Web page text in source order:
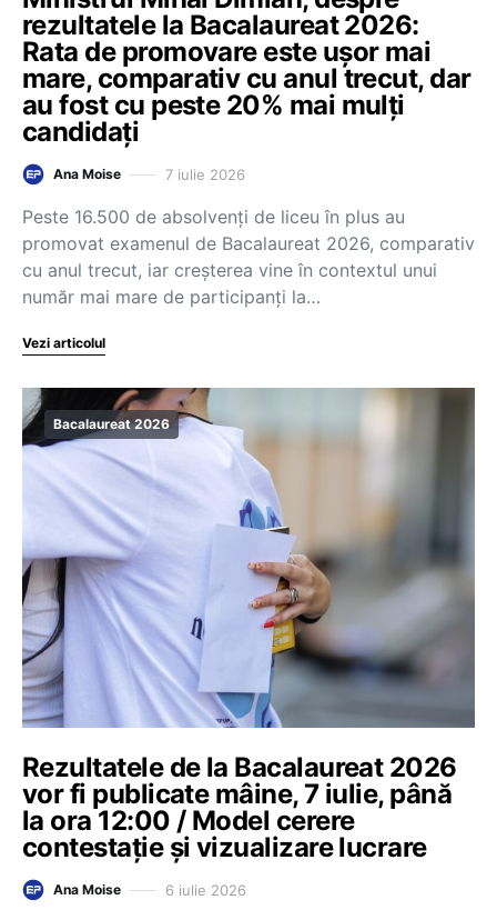
rezultatele la Bacalaureat 2026:
Rata de promovare este ușor mai
mare, comparativ cu anul trecut, dar
au fost cu peste 20% mai mulți
candidați
Ana Moise 7 iulie 2026
Peste 16.500 de absolvenți de liceu în plus au
promovat examenul de Bacalaureat 2026, comparativ
cu anul trecut, iar creșterea vine în contextul unui
număr mai mare de participanți la…
Vezi articolul
Bacalaureat 2026
Rezultatele de la Bacalaureat 2026
vor fi publicate mâine, 7 iulie, până
la ora 12:00 / Model cerere
contestație și vizualizare lucrare
Ana Moise 6 iulie 2026